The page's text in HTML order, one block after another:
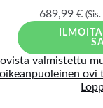
689,99 €